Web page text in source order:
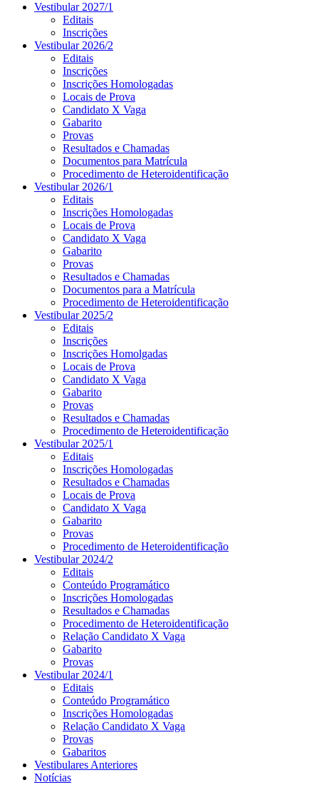
Vestibular 2027/1
Editais
Inscrições
Vestibular 2026/2
Editais
Inscrições
Inscrições Homologadas
Locais de Prova
Candidato X Vaga
Gabarito
Provas
Resultados e Chamadas
Documentos para Matrícula
Procedimento de Heteroidentificação
Vestibular 2026/1
Editais
Inscrições Homologadas
Locais de Prova
Candidato X Vaga
Gabarito
Provas
Resultados e Chamadas
Documentos para a Matrícula
Procedimento de Heteroidentificação
Vestibular 2025/2
Editais
Inscrições
Inscrições Homolgadas
Locais de Prova
Candidato X Vaga
Gabarito
Provas
Resultados e Chamadas
Procedimento de Heteroidentificação
Vestibular 2025/1
Editais
Inscrições Homologadas
Resultados e Chamadas
Locais de Prova
Candidato X Vaga
Gabarito
Provas
Procedimento de Heteroidentificação
Vestibular 2024/2
Editais
Conteúdo Programático
Inscrições Homologadas
Resultados e Chamadas
Procedimento de Heteroidentificação
Relação Candidato X Vaga
Gabarito
Provas
Vestibular 2024/1
Editais
Conteúdo Programático
Inscrições Homologadas
Relação Candidato X Vaga
Provas
Gabaritos
Vestibulares Anteriores
Notícias